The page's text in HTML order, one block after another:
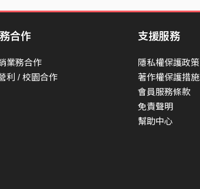
合作
業務合作
利 / 校園合作
支援服務
隱私權保護政策
著作權保護措施
會員服務條款
免責聲明
幫助中心